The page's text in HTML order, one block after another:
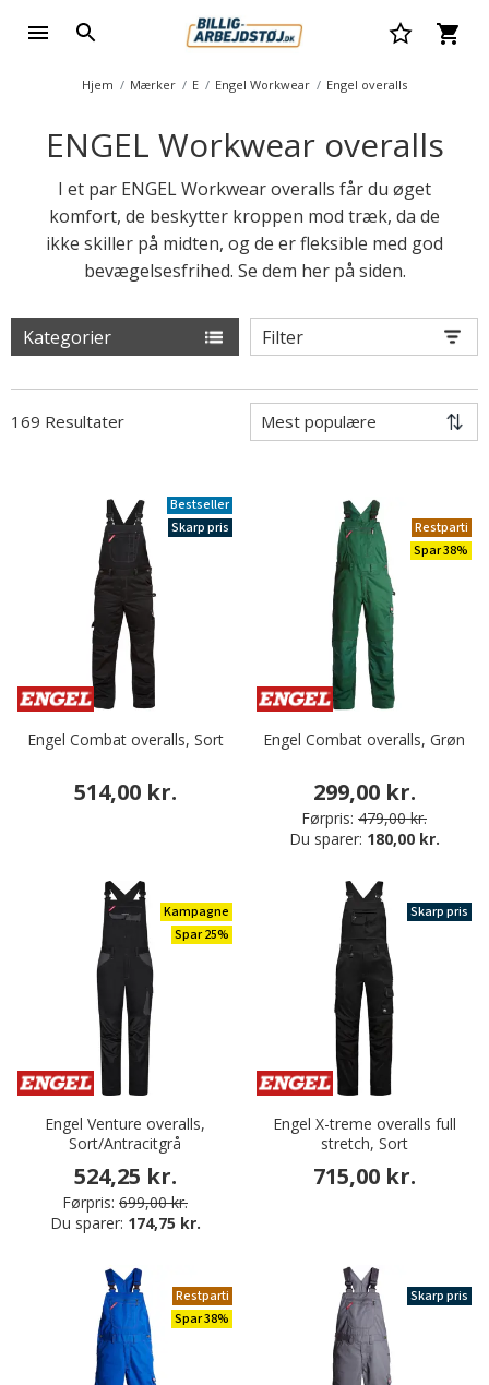
Hjem Mærker E Engel Workwear Engel overalls
ENGEL Workwear overalls
I et par ENGEL Workwear overalls får du øget
komfort, de beskytter kroppen mod træk, da de
ikke skiller på midten, og de er fleksible med god
bevægelsesfrihed. Se dem her på siden.
Kategorier Filter
169 Resultater
Bestseller
Skarp pris
Engel Combat overalls, Sort
514,00 kr.
Restparti
Spar 38%
Engel Combat overalls, Grøn
299,00 kr.
Førpris: 479,00 kr.
Du sparer: 180,00 kr.
Kampagne
Spar 25%
Engel Venture overalls,
Sort/Antracitgrå
524,25 kr.
Førpris: 699,00 kr.
Du sparer: 174,75 kr.
Skarp pris
Engel X-treme overalls full
stretch, Sort
715,00 kr.
Restparti
Spar 38%
Skarp pris